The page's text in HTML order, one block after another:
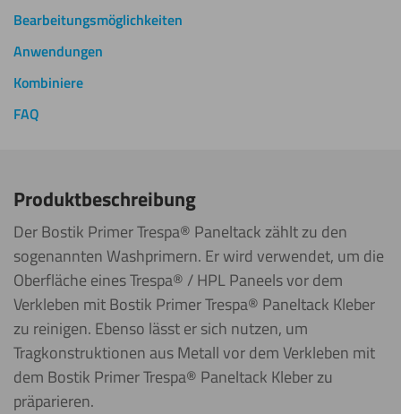
Bearbeitungsmöglichkeiten
Anwendungen
Kombiniere
FAQ
Produktbeschreibung
Der Bostik Primer Trespa® Paneltack zählt zu den
sogenannten Washprimern. Er wird verwendet, um die
Oberfläche eines Trespa® / HPL Paneels vor dem
Verkleben mit Bostik Primer Trespa® Paneltack Kleber
zu reinigen. Ebenso lässt er sich nutzen, um
Tragkonstruktionen aus Metall vor dem Verkleben mit
dem Bostik Primer Trespa® Paneltack Kleber zu
präparieren.